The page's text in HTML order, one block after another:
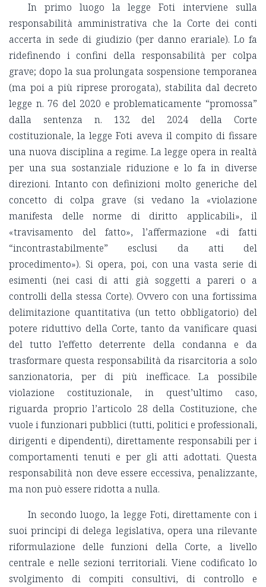
In primo luogo la legge Foti interviene sulla
responsabilità amministrativa che la Corte dei conti
accerta in sede di giudizio (per danno erariale). Lo fa
ridefinendo i confini della responsabilità per colpa
grave; dopo la sua prolungata sospensione temporanea
(ma poi a più riprese prorogata), stabilita dal decreto
legge n. 76 del 2020 e problematicamente “promossa”
dalla sentenza n. 132 del 2024 della Corte
costituzionale, la legge Foti aveva il compito di fissare
una nuova disciplina a regime. La legge opera in realtà
per una sua sostanziale riduzione e lo fa in diverse
direzioni. Intanto con definizioni molto generiche del
concetto di colpa grave (si vedano la «violazione
manifesta delle norme di diritto applicabili», il
«travisamento del fatto», l’affermazione «di fatti
“incontrastabilmente” esclusi da atti del
procedimento»). Si opera, poi, con una vasta serie di
esimenti (nei casi di atti già soggetti a pareri o a
controlli della stessa Corte). Ovvero con una fortissima
delimitazione quantitativa (un tetto obbligatorio) del
potere riduttivo della Corte, tanto da vanificare quasi
del tutto l’effetto deterrente della condanna e da
trasformare questa responsabilità da risarcitoria a solo
sanzionatoria, per di più inefficace. La possibile
violazione costituzionale, in quest’ultimo caso,
riguarda proprio l’articolo 28 della Costituzione, che
vuole i funzionari pubblici (tutti, politici e professionali,
dirigenti e dipendenti), direttamente responsabili per i
comportamenti tenuti e per gli atti adottati. Questa
responsabilità non deve essere eccessiva, penalizzante,
ma non può essere ridotta a nulla.
In secondo luogo, la legge Foti, direttamente con i
suoi principi di delega legislativa, opera una rilevante
riformulazione delle funzioni della Corte, a livello
centrale e nelle sezioni territoriali. Viene codificato lo
svolgimento di compiti consultivi, di controllo e